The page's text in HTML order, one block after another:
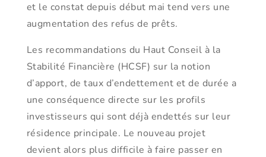
et le constat depuis début mai tend vers une
augmentation des refus de prêts.
Les recommandations du Haut Conseil à la
Stabilité Financière (HCSF) sur la notion
d’apport, de taux d’endettement et de durée a
une conséquence directe sur les profils
investisseurs qui sont déjà endettés sur leur
résidence principale. Le nouveau projet
devient alors plus difficile à faire passer en